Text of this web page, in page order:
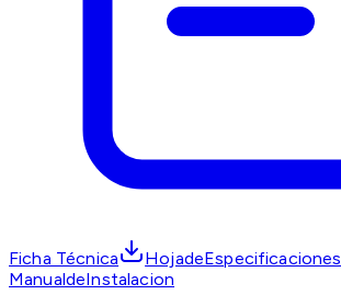
Ficha Técnica
HojadeEspecificaciones
ManualdeInstalacion